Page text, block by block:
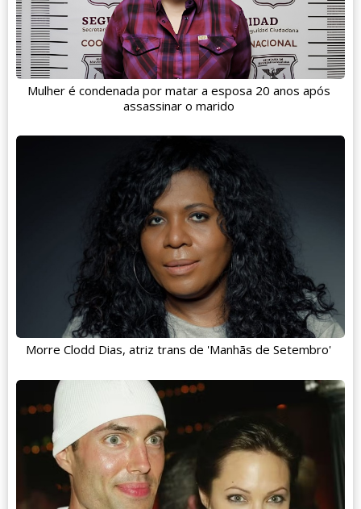
Mulher é condenada por matar a esposa 20 anos após
assassinar o marido
Morre Clodd Dias, atriz trans de 'Manhãs de Setembro'